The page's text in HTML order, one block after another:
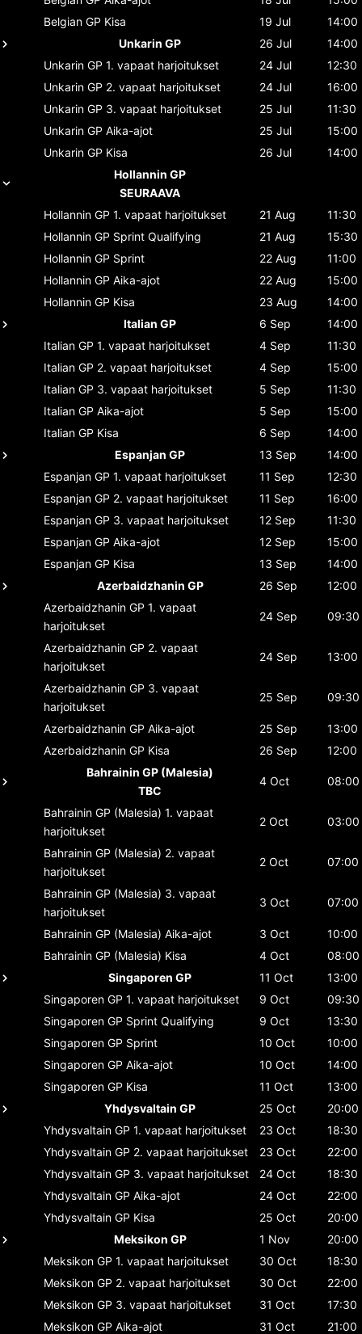
Belgian GP Kisa 19 Jul
14:00
Unkarin GP
26 Jul
14:00
Unkarin GP 1. vapaat harjoitukset 24 Jul
12:30
Unkarin GP 2. vapaat harjoitukset 24 Jul
16:00
Unkarin GP 3. vapaat harjoitukset 25 Jul
11:30
Unkarin GP Aika-ajot 25 Jul
15:00
Unkarin GP Kisa 26 Jul
14:00
Hollannin GP
SEURAAVA
Hollannin GP 1. vapaat harjoitukset 21 Aug
11:30
Hollannin GP Sprint Qualifying 21 Aug
15:30
Hollannin GP Sprint 22 Aug
11:00
Hollannin GP Aika-ajot 22 Aug
15:00
Hollannin GP Kisa 23 Aug
14:00
Italian GP
6 Sep
14:00
Italian GP 1. vapaat harjoitukset 4 Sep
11:30
Italian GP 2. vapaat harjoitukset 4 Sep
15:00
Italian GP 3. vapaat harjoitukset 5 Sep
11:30
Italian GP Aika-ajot 5 Sep
15:00
Italian GP Kisa 6 Sep
14:00
Espanjan GP
13 Sep
14:00
Espanjan GP 1. vapaat harjoitukset 11 Sep
12:30
Espanjan GP 2. vapaat harjoitukset 11 Sep
16:00
Espanjan GP 3. vapaat harjoitukset 12 Sep
11:30
Espanjan GP Aika-ajot 12 Sep
15:00
Espanjan GP Kisa 13 Sep
14:00
Azerbaidzhanin GP
26 Sep
12:00
Azerbaidzhanin GP 1. vapaat
harjoitukset
24 Sep 09:30
Azerbaidzhanin GP 2. vapaat
harjoitukset
24 Sep 13:00
Azerbaidzhanin GP 3. vapaat
harjoitukset
25 Sep 09:30
Azerbaidzhanin GP Aika-ajot 25 Sep
13:00
Azerbaidzhanin GP Kisa 26 Sep
12:00
Bahrainin GP (Malesia)
TBC
4 Oct 08:00
Bahrainin GP (Malesia) 1. vapaat
harjoitukset
2 Oct 03:00
Bahrainin GP (Malesia) 2. vapaat
harjoitukset
2 Oct 07:00
Bahrainin GP (Malesia) 3. vapaat
harjoitukset
3 Oct 07:00
Bahrainin GP (Malesia) Aika-ajot 3 Oct
10:00
Bahrainin GP (Malesia) Kisa 4 Oct
08:00
Singaporen GP
11 Oct
13:00
Singaporen GP 1. vapaat harjoitukset 9 Oct
09:30
Singaporen GP Sprint Qualifying 9 Oct
13:30
Singaporen GP Sprint 10 Oct
10:00
Singaporen GP Aika-ajot 10 Oct
14:00
Singaporen GP Kisa 11 Oct
13:00
Yhdysvaltain GP
25 Oct
20:00
Yhdysvaltain GP 1. vapaat harjoitukset 23 Oct
18:30
Yhdysvaltain GP 2. vapaat harjoitukset 23 Oct
22:00
Yhdysvaltain GP 3. vapaat harjoitukset 24 Oct
18:30
Yhdysvaltain GP Aika-ajot 24 Oct
22:00
Yhdysvaltain GP Kisa 25 Oct
20:00
Meksikon GP
1 Nov
20:00
Meksikon GP 1. vapaat harjoitukset 30 Oct
18:30
Meksikon GP 2. vapaat harjoitukset 30 Oct
22:00
Meksikon GP 3. vapaat harjoitukset 31 Oct
17:30
Meksikon GP Aika-ajot 31 Oct
21:00